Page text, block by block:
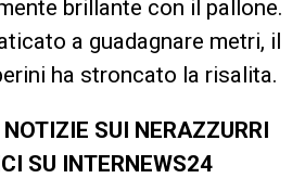
brillante con il pallone.
a guadagnare metri, il
ha stroncato la risalita.
SUI NERAZZURRI
SU INTERNEWS24